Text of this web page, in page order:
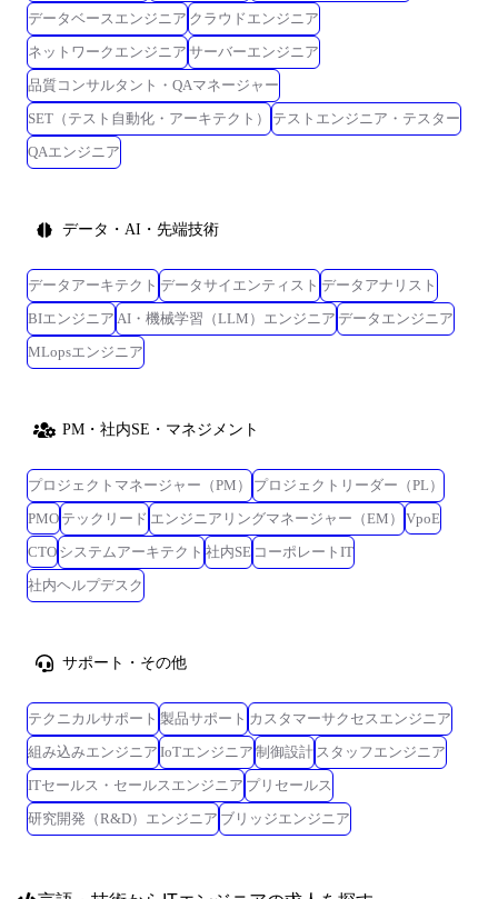
データベースエンジニア クラウドエンジニア
ネットワークエンジニア サーバーエンジニア
品質コンサルタント・QAマネージャー
SET（テスト自動化・アーキテクト）
テストエンジニア・テスター
QAエンジニア
データ・AI・先端技術
データアーキテクト データサイエンティスト データアナリスト
BIエンジニア AI・機械学習（LLM）エンジニア データエンジニア
MLopsエンジニア
PM・社内SE・マネジメント
プロジェクトマネージャー（PM）
プロジェクトリーダー（PL）
PMO テックリード エンジニアリングマネージャー（EM）
VpoE
CTO システムアーキテクト 社内SE コーポレートIT
社内ヘルプデスク
サポート・その他
テクニカルサポート 製品サポート カスタマーサクセスエンジニア
組み込みエンジニア IoTエンジニア 制御設計 スタッフエンジニア
ITセールス・セールスエンジニア プリセールス
研究開発（R&D）エンジニア ブリッジエンジニア